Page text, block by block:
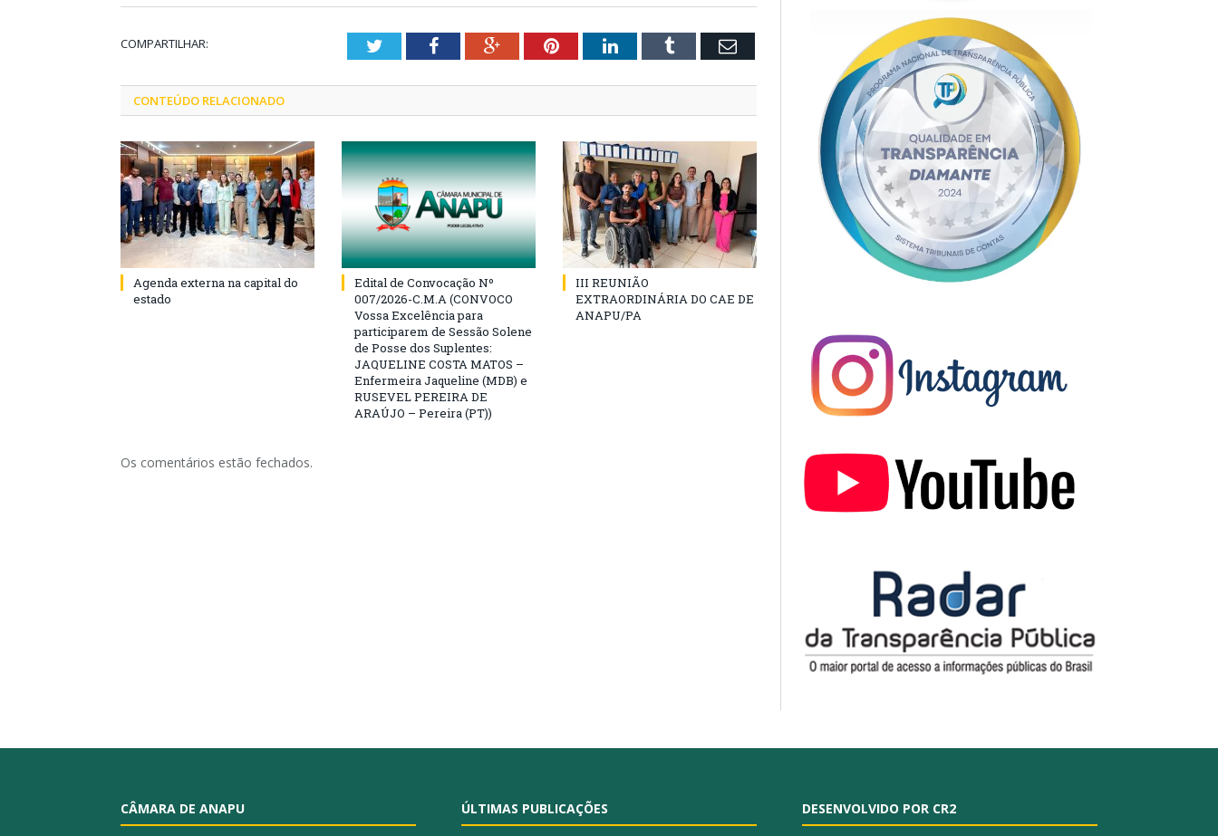
COMPARTILHAR: TwitterFacebookGoogle+PinterestLinkedInTumblr Email
CONTEÚDO RELACIONADO
Agenda externa na capital do
estado
Edital de Convocação Nº
007/2026-C.M.A (CONVOCO
Vossa Excelência para
participarem de Sessão Solene
de Posse dos Suplentes:
JAQUELINE COSTA MATOS –
Enfermeira Jaqueline (MDB) e
RUSEVEL PEREIRA DE
ARAÚJO – Pereira (PT))
III REUNIÃO
EXTRAORDINÁRIA DO CAE DE
ANAPU/PA
Os comentários estão fechados.
CÂMARA DE ANAPU ÚLTIMAS PUBLICAÇÕES DESENVOLVIDO POR CR2